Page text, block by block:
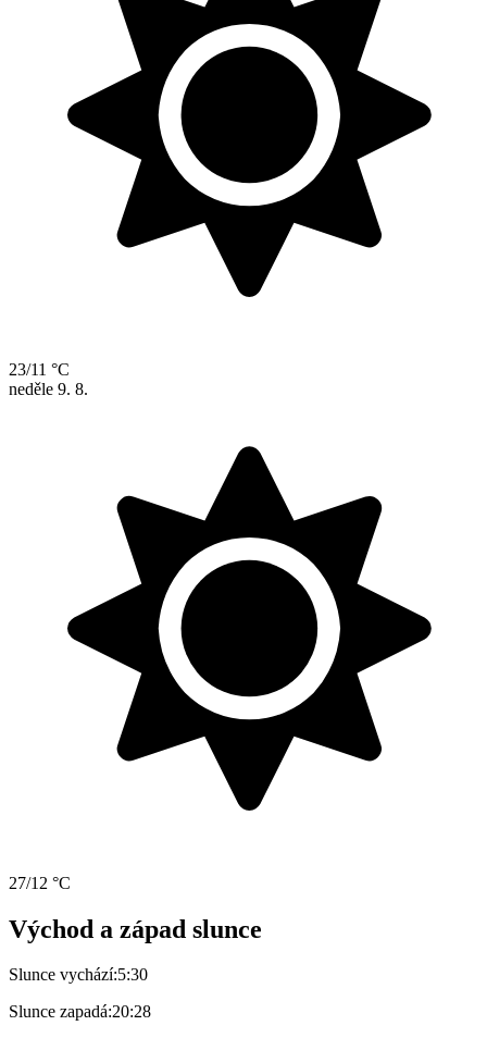
23/11 °C
neděle 9. 8.
27/12 °C
Východ a západ slunce
Slunce vychází:5:30
Slunce zapadá:20:28